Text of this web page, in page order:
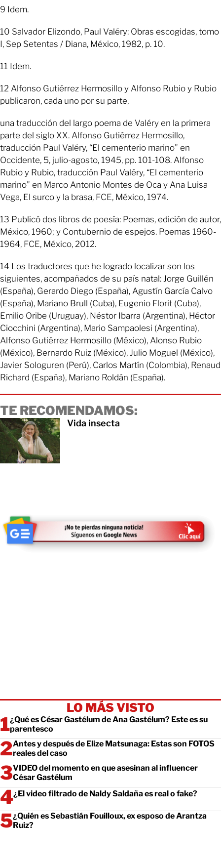
9 Idem.
10 Salvador Elizondo, Paul Valéry: Obras escogidas, tomo
I, Sep Setentas / Diana, México, 1982, p. 10.
11 Idem.
12 Alfonso Gutiérrez Hermosillo y Alfonso Rubio y Rubio
publicaron, cada uno por su parte,
una traducción del largo poema de Valéry en la primera
parte del siglo XX. Alfonso Gutiérrez Hermosillo,
traducción Paul Valéry, “El cementerio marino” en
Occidente, 5, julio-agosto, 1945, pp. 101-108. Alfonso
Rubio y Rubio, traducción Paul Valéry, “El cementerio
marino” en Marco Antonio Montes de Oca y Ana Luisa
Vega, El surco y la brasa, FCE, México, 1974.
13 Publicó dos libros de poesía: Poemas, edición de autor,
México, 1960; y Contubernio de espejos. Poemas 1960-
1964, FCE, México, 2012.
14 Los traductores que he logrado localizar son los
siguientes, acompañados de su país natal: Jorge Guillén
(España), Gerardo Diego (España), Agustín García Calvo
(España), Mariano Brull (Cuba), Eugenio Florit (Cuba),
Emilio Oribe (Uruguay), Néstor Ibarra (Argentina), Héctor
Ciocchini (Argentina), Mario Sampaolesi (Argentina),
Alfonso Gutiérrez Hermosillo (México), Alonso Rubio
(México), Bernardo Ruiz (México), Julio Moguel (México),
Javier Sologuren (Perú), Carlos Martín (Colombia), Renaud
Richard (España), Mariano Roldán (España).
TE RECOMENDAMOS:
Vida insecta
LO MÁS VISTO
¿Qué es César Gastélum de Ana Gastélum? Este es su
parentesco
Antes y después de Elize Matsunaga: Estas son FOTOS
reales del caso
VIDEO del momento en que asesinan al influencer
César Gastélum
¿El video filtrado de Naldy Saldaña es real o fake?
¿Quién es Sebastián Fouilloux, ex esposo de Arantza
Ruiz?